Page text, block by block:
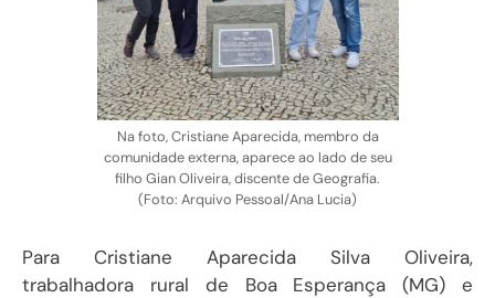
Na foto, Cristiane Aparecida, membro da
comunidade externa, aparece ao lado de seu
filho Gian Oliveira, discente de Geografia.
(Foto: Arquivo Pessoal/Ana Lucia)
Para Cristiane Aparecida Silva Oliveira,
trabalhadora rural de Boa Esperança (MG) e